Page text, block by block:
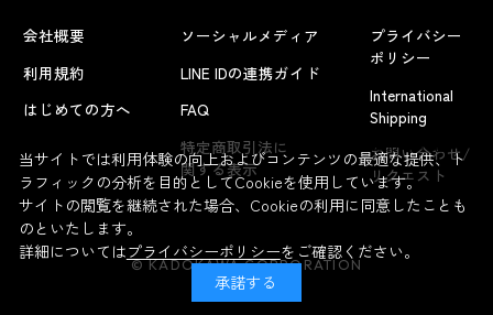
よくあるお問い合わせ
会社概要
利用規約
はじめての方へ
ソーシャルメディア
LINE IDの連携ガイド
FAQ
特定商取引法に
関する表示
プライバシー
ポリシー
International
Shipping
お問い合わせ/
リクエスト
© KADOKAWA CORPORATION
当サイトでは利用体験の向上およびコンテンツの最適な提供、ト
ラフィックの分析を目的としてCookieを使用しています。
サイトの閲覧を継続された場合、Cookieの利用に同意したことも
のといたします。
詳細についてはプライバシーポリシーをご確認ください。
承諾する